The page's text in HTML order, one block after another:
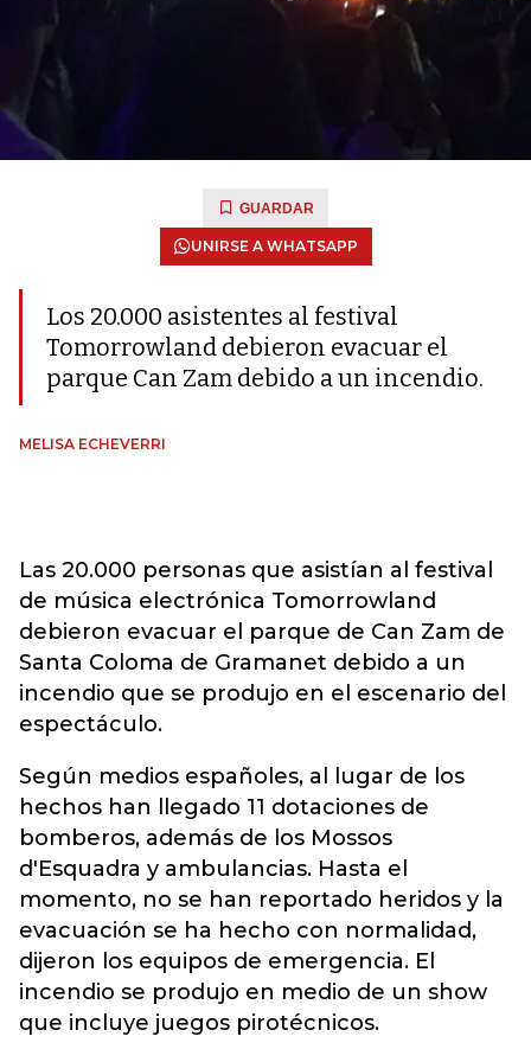
GUARDAR
UNIRSE A WHATSAPP
Los 20.000 asistentes al festival
Tomorrowland debieron evacuar el
parque Can Zam debido a un incendio.
MELISA ECHEVERRI
Las 20.000 personas que asistían al festival
de música electrónica Tomorrowland
debieron evacuar el parque de Can Zam de
Santa Coloma de Gramanet debido a un
incendio que se produjo en el escenario del
espectáculo.
Según medios españoles, al lugar de los
hechos han llegado 11 dotaciones de
bomberos, además de los Mossos
d'Esquadra y ambulancias. Hasta el
momento, no se han reportado heridos y la
evacuación se ha hecho con normalidad,
dijeron los equipos de emergencia. El
incendio se produjo en medio de un show
que incluye juegos pirotécnicos.